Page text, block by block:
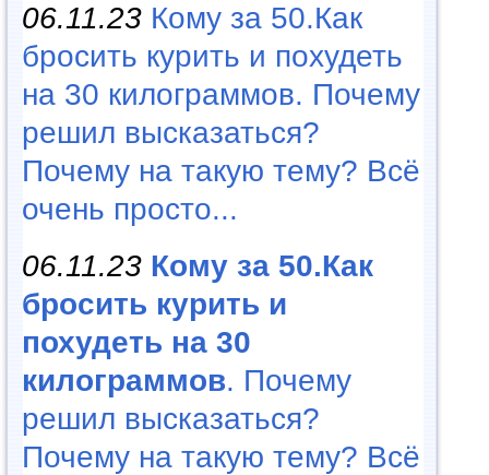
06.11.23 Кому за 50.Как
бросить курить и похудеть
на 30 килограммов. Почему
решил высказаться?
Почему на такую тему? Всё
очень просто...
06.11.23 Кому за 50.Как
бросить курить и
похудеть на 30
килограммов. Почему
решил высказаться?
Почему на такую тему? Всё